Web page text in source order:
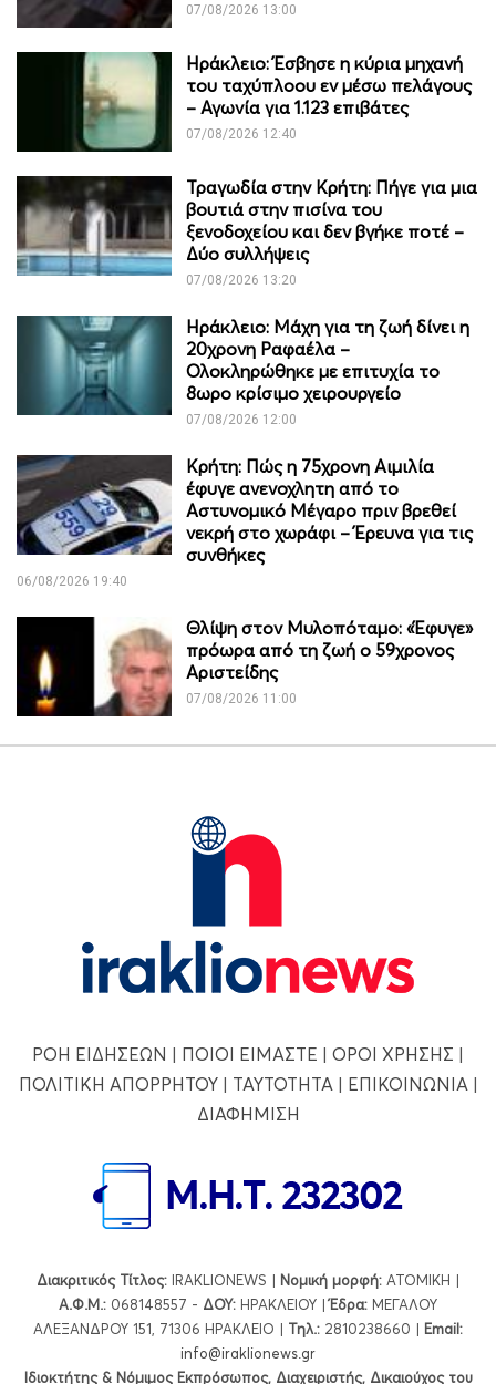
07/08/2026 13:00
Ηράκλειο: Έσβησε η κύρια μηχανή
του ταχύπλοου εν μέσω πελάγους
– Αγωνία για 1.123 επιβάτες
07/08/2026 12:40
Τραγωδία στην Κρήτη: Πήγε για μια
βουτιά στην πισίνα του
ξενοδοχείου και δεν βγήκε ποτέ –
Δύο συλλήψεις
07/08/2026 13:20
Ηράκλειο: Μάχη για τη ζωή δίνει η
20χρονη Ραφαέλα –
Ολοκληρώθηκε με επιτυχία το
8ωρο κρίσιμο χειρουργείο
07/08/2026 12:00
Κρήτη: Πώς η 75χρονη Αιμιλία
έφυγε ανενοχλητη από το
Αστυνομικό Μέγαρο πριν βρεθεί
νεκρή στο χωράφι – Έρευνα για τις
συνθήκες
06/08/2026 19:40
Θλίψη στον Μυλοπόταμο: «Έφυγε»
πρόωρα από τη ζωή ο 59χρονος
Αριστείδης
07/08/2026 11:00
ΡΟΗ ΕΙΔΗΣΕΩΝ | ΠΟΙΟΙ ΕΙΜΑΣΤΕ | ΟΡΟΙ ΧΡΗΣΗΣ |
ΠΟΛΙΤΙΚΗ ΑΠΟΡΡΗΤΟΥ| ΤΑΥΤΟΤΗΤΑ | ΕΠΙΚΟΙΝΩΝΙΑ |
ΔΙΑΦΗΜΙΣΗ
Διακριτικός Τίτλος: IRAKLIONEWS | Νομική μορφή: ΑΤΟΜΙΚΗ |
Α.Φ.Μ.: 068148557 - ΔΟΥ: ΗΡΑΚΛΕΙΟΥ |Έδρα: ΜΕΓΑΛΟΥ
ΑΛΕΞΑΝΔΡΟΥ 151, 71306 ΗΡΑΚΛΕΙΟ | Τηλ.: 2810238660 | Εmail:
info@iraklionews.gr
Ιδιοκτήτης & Νόμιμος Εκπρόσωπος, Διαχειριστής, Δικαιούχος του